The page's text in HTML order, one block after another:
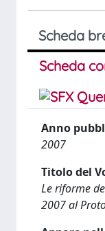
Scheda
Scheda
Anno
2007
Titolo del
Le riforme
2007 al